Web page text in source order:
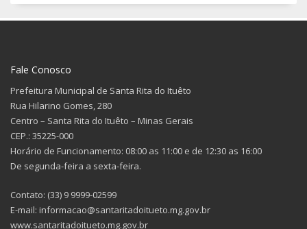
Fale Conosco
Prefeitura Municipal de Santa Rita do Ituêto
Rua Hilarino Gomes, 280
Centro – Santa Rita do Ituêto – Minas Gerais
CEP.: 35225-000
Horário de Funcionamento: 08:00 as 11:00 e de 12:30 as 16:00
De segunda-feira a sexta-feira.
Contato: (33) 9 9999-02599
E-mail: informacao@santaritadoitueto.mg.gov.br
www.santaritadoitueto.mg.gov.br